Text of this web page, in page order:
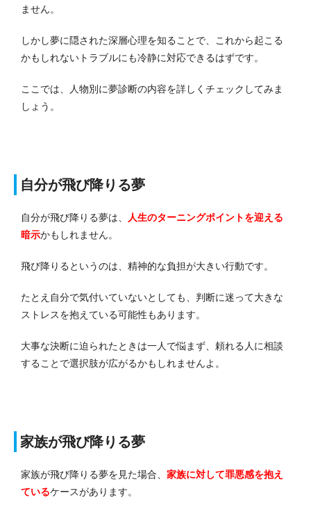
ません。
しかし夢に隠された深層心理を知ることで、これから起こる
かもしれないトラブルにも冷静に対応できるはずです。
ここでは、人物別に夢診断の内容を詳しくチェックしてみま
しょう。
自分が飛び降りる夢
自分が飛び降りる夢は、
人生のターニングポイントを迎える
暗示かもしれません。
飛び降りるというのは、精神的な負担が大きい行動です。
たとえ自分で気付いていないとしても、判断に迷って大きな
ストレスを抱えている可能性もあります。
大事な決断に迫られたときは一人で悩まず、頼れる人に相談
することで選択肢が広がるかもしれませんよ。
家族が飛び降りる夢
家族が飛び降りる夢を見た場合、 家族に対して罪悪感を抱え
ているケースがあります。